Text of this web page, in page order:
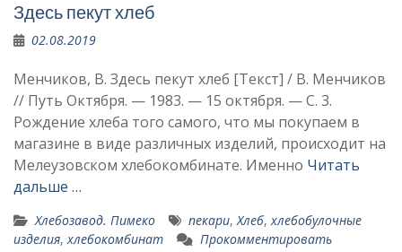
Здесь пекут хлеб
02.08.2019
Менчиков, В. Здесь пекут хлеб [Текст] / В. Менчиков
// Путь Октября. — 1983. — 15 октября. — С. 3.
Рождение хлеба того самого, что мы по­купаем в
магазине в виде различных изделий, про­исходит на
Мелеузовском хлебокомбинате. Именно Читать
дальше …
Хлебозавод. Пимеко пекари,Хлеб,хлебобулочные
изделия,хлебокомбинат Прокомментировать